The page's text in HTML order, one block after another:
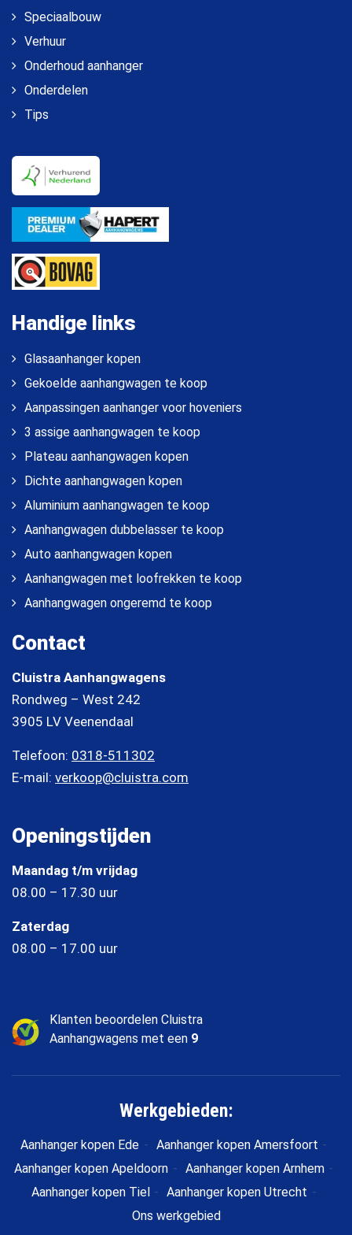
Speciaalbouw
Verhuur
Onderhoud aanhanger
Onderdelen
Tips
Handige links
Glasaanhanger kopen
Gekoelde aanhangwagen te koop
Aanpassingen aanhanger voor hoveniers
3 assige aanhangwagen te koop
Plateau aanhangwagen kopen
Dichte aanhangwagen kopen
Aluminium aanhangwagen te koop
Aanhangwagen dubbelasser te koop
Auto aanhangwagen kopen
Aanhangwagen met loofrekken te koop
Aanhangwagen ongeremd te koop
Contact
Cluistra Aanhangwagens
Rondweg – West 242
3905 LV Veenendaal
Telefoon: 0318-511302
E-mail: verkoop@cluistra.com
Openingstijden
Maandag t/m vrijdag
08.00 – 17.30 uur
Zaterdag
08.00 – 17.00 uur
Klanten beoordelen Cluistra
Aanhangwagens met een 9
Werkgebieden:
Aanhanger kopen Ede
Aanhanger kopen Amersfoort
Aanhanger kopen Apeldoorn
Aanhanger kopen Arnhem
Aanhanger kopen Tiel
Aanhanger kopen Utrecht
Ons werkgebied